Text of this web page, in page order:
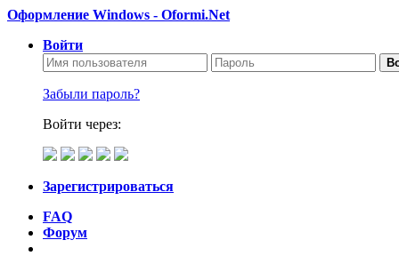
Оформление Windows - Oformi.Net
Войти
Забыли пароль?
Войти через:
Зарегистрироваться
FAQ
Форум